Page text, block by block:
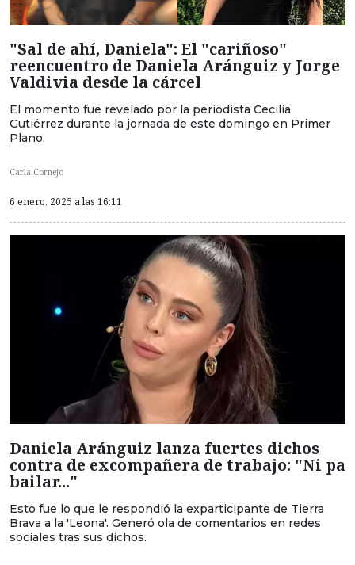
"Sal de ahí, Daniela": El "cariñoso"
reencuentro de Daniela Aránguiz y Jorge
Valdivia desde la cárcel
El momento fue revelado por la periodista Cecilia
Gutiérrez durante la jornada de este domingo en Primer
Plano.
Carla Cornejo
6 enero, 2025 a las 16:11
Daniela Aránguiz lanza fuertes dichos
contra de excompañera de trabajo: "Ni pa
bailar..."
Esto fue lo que le respondió la exparticipante de Tierra
Brava a la 'Leona'. Generó ola de comentarios en redes
sociales tras sus dichos.